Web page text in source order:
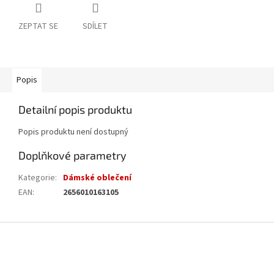
ZEPTAT SE SDÍLET
Popis
Detailní popis produktu
Popis produktu není dostupný
Doplňkové parametry
Kategorie: Dámské oblečení
EAN: 2656010163105